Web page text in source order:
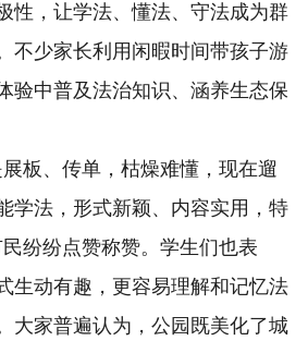
性，让学法、懂法、守法成为群
不少家长利用闲暇时间带孩子游
验中普及法治知识、涵养生态保
、传单，枯燥难懂，现在遛
学法，形式新颖、内容实用，特
纷纷点赞称赞。学生们也表
生动有趣，更容易理解和记忆法
大家普遍认为，公园既美化了城